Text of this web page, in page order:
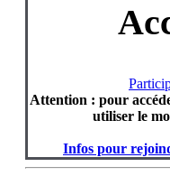
Attention : pour
utiliser le
Infos pour